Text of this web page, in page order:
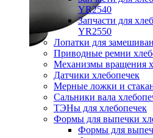
YR2540
Запчасти для
YR2550
Лопатки для
Приводные ремни
Механизмы вращения
Датчики хлебопечек
Мерные ложки и
Сальники вала
ТЭНы для хлебопечек
Формы для выпечки
Формы для